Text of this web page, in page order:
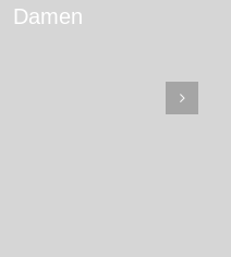
Damen